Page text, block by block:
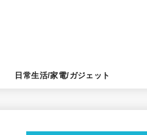
日常生活/家電/ガジェット